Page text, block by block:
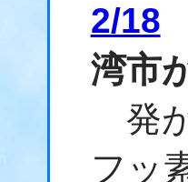
2/18
湾市
発
フッ